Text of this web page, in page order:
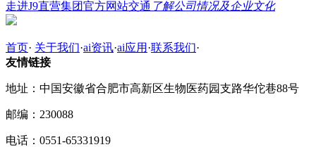
走进J9直营集团官方网站交通 了解公司情况及企业文化
首页· 关于我们·ai资讯·ai应用 ·联系我们·
友情链接
地址：中国安徽省合肥市高新区生物医药园支路华佗巷88号
邮编：230088
电话：0551-65331919